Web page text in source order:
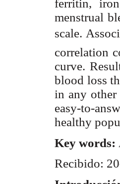
ferritin,
menstrual
scale.
correlation
curve.
blood loss
in any other
easy-to-
healthy
Key words:
Recibido: